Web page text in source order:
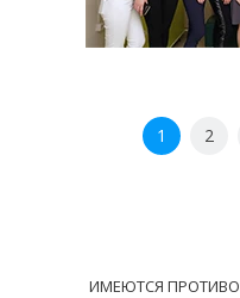
1 2
ИМЕЮТСЯ